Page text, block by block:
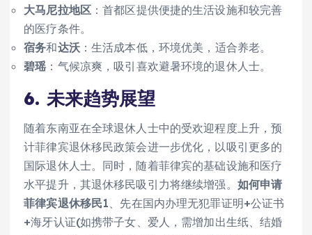
大马尼拉地区：首都区提供便捷的生活设施和较完善
的医疗条件。
宿务和达沃：生活成本低，环境优美，适合养老。
碧瑶 ：气候凉爽，吸引喜欢避暑环境的退休人士。
6. 未来趋势展望
随着东南亚在全球退休人士中的受欢迎程度上升，预
计菲律宾退休移民政策会进一步优化，以吸引更多的
国际退休人士。同时，随着菲律宾的基础设施和医疗
水平提升，其退休移民吸引力将继续增强。 如何申请
菲律宾退休移民1、先在国内办理无犯罪证明+公证书
+海牙认证(如携带子女、爱人，需增加出生纸、结婚